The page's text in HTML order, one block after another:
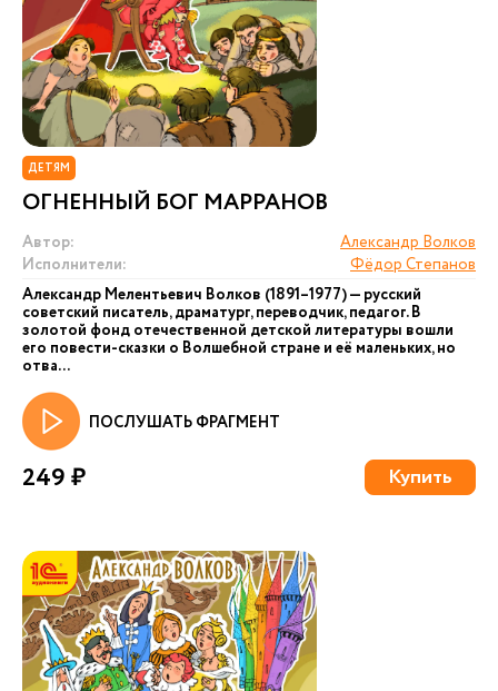
ДЕТЯМ
ОГНЕННЫЙ БОГ МАРРАНОВ
Автор:
Александр Волков
Исполнители:
Фёдор Степанов
Александр Мелентьевич Волков (1891–1977) — русский
советский писатель, драматург, переводчик, педагог. В
золотой фонд отечественной детской литературы вошли
его повести-сказки о Волшебной стране и её маленьких, но
отва...
ПОСЛУШАТЬ ФРАГМЕНТ
249 ₽ Купить